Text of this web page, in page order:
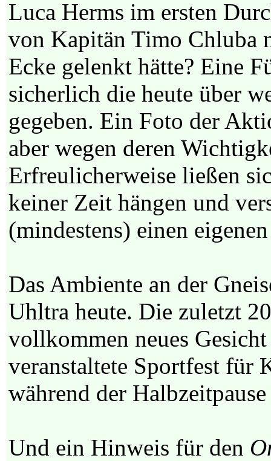
Luca Herms im ersten
von Kapitän Timo Chluba
Ecke gelenkt hätte? Eine
sicherlich die heute über
gegeben. Ein Foto der
aber wegen deren
Erfreulicherweise ließen
keiner Zeit hängen und
(mindestens) einen
Das Ambiente an der
Uhltra heute. Die zuletzt
vollkommen neues
veranstaltete Sportfest
während der
Und ein Hinweis für den